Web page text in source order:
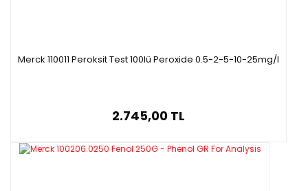
Merck 110011 Peroksit Test 100lü Peroxide 0.5-2-5-10-25mg/l
2.745,00 TL